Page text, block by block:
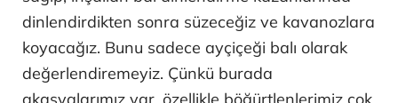
dinlendirdikten sonra süzeceğiz ve kavanozlara
koyacağız. Bunu sadece ayçiçeği balı olarak
değerlendiremeyiz. Çünkü burada